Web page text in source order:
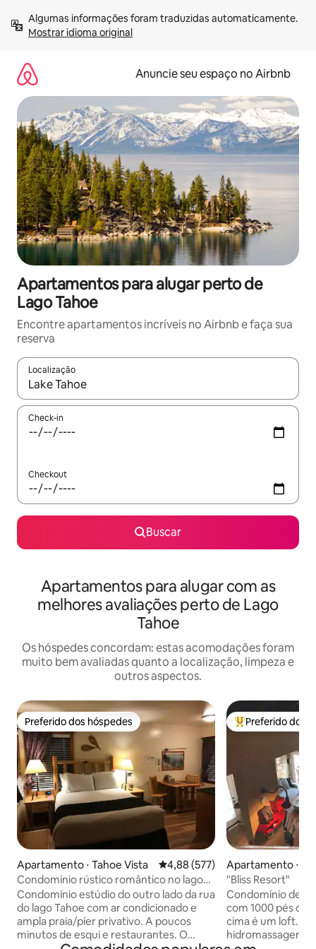
para
Mostrar idioma original
Anuncie seu espaço no Airbnb
Apartamentos para alugar perto de
Lago Tahoe
Encontre apartamentos incríveis no Airbnb e faça sua
reserva
Localização
Quando os resultados estiverem disponíveis, explore-os
Check-in
Checkout
Buscar
Apartamentos para alugar com as
melhores avaliações perto de Lago
Tahoe
Os hóspedes concordam: estas acomodações foram
muito bem avaliadas quanto a localização, limpeza e
outros aspectos.
Preferido dos hóspedes
Preferido dos hóspedes
Apartamento ⋅ Tahoe Vista 4,88 de uma avaliação média de
4,88 (577)
Condomínio rústico romântico no lago
Tahoe com praia
Condomínio estúdio do outro lado da rua
do lago Tahoe com ar condicionado e
ampla praia/píer privativo. A poucos
minutos de esqui e restaurantes. O
Entre os
Preferido dos
Apartamento ⋅
"Bliss Resort"
Condomínio de 2
com 1000 pés
cima é um loft. Deck com banheira de
hidromassagem